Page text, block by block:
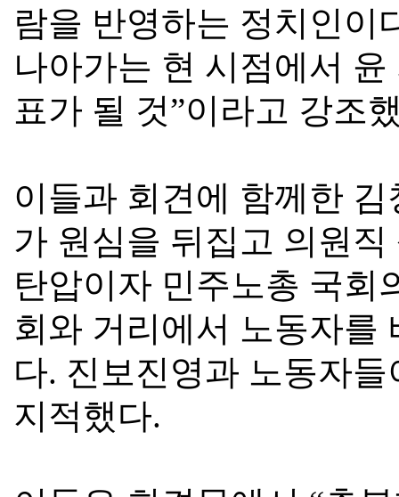
람을 반영하는 정치인이
나아가는 현 시점에서
표가 될 것”이라고 강조
이들과 회견에 함께한
가 원심을 뒤집고 의원
탄압이자 민주노총 국회
회와 거리에서 노동자를
다. 진보진영과 노동자
지적했다.